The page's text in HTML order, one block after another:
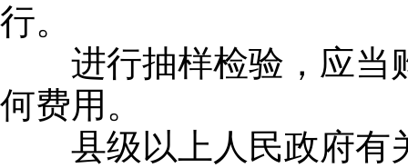
行。
进行抽样检验，应当
何费用。
县级以上人民政府有